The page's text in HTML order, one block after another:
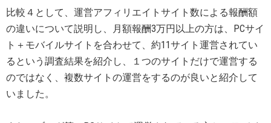
比較４として、運営アフィリエイトサイト数による報酬額
の違いについて説明し、月額報酬3万円以上の方は、PCサイ
ト＋モバイルサイトを合わせて、約11サイト運営されてい
るという調査結果を紹介し、１つのサイトだけで運営する
のではなく、複数サイトの運営をするのが良いと紹介して
いました。